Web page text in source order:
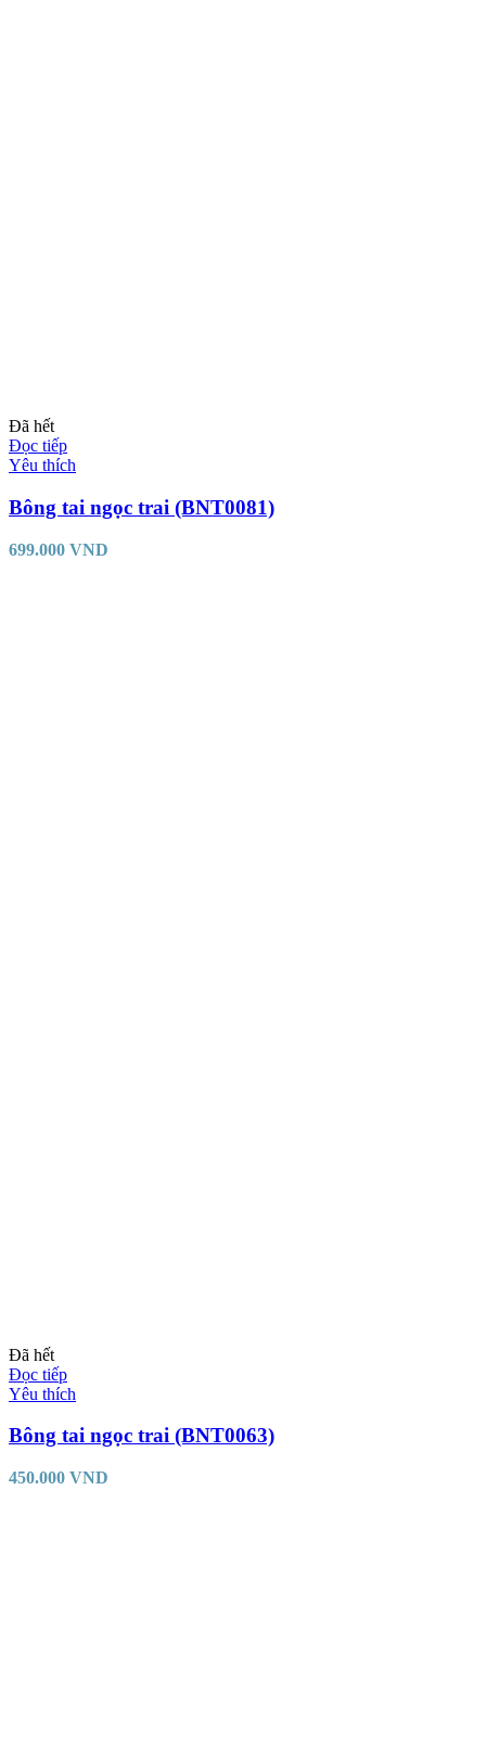
Đã hết
Đọc tiếp
Yêu thích
Bông tai ngọc trai (BNT0081)
699.000 VND
Đã hết
Đọc tiếp
Yêu thích
Bông tai ngọc trai (BNT0063)
450.000 VND